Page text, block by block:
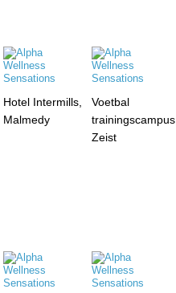
Hotel Intermills,
Malmedy
Voetbal
trainingscampus,
Zeist